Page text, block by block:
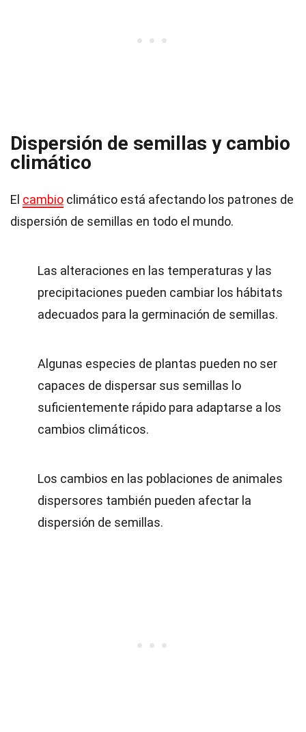
Dispersión de semillas y cambio
climático
El cambio climático está afectando los patrones de
dispersión de semillas en todo el mundo.
Las alteraciones en las temperaturas y las
precipitaciones pueden cambiar los hábitats
adecuados para la germinación de semillas.
Algunas especies de plantas pueden no ser
capaces de dispersar sus semillas lo
suficientemente rápido para adaptarse a los
cambios climáticos.
Los cambios en las poblaciones de animales
dispersores también pueden afectar la
dispersión de semillas.